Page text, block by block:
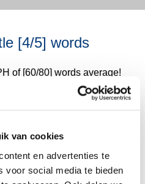
van cookies
en advertenties te
voor social media te bieden
[4/5] words
of [60/80] words average!
consectetur adipiscing
incididunt ut labore et
laboris nisi ut aliquip ex
Duis aute irure dolor in